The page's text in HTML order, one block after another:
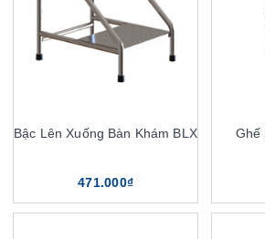
Bậc Lên Xuống Bàn Khám BLX
471.000₫
Ghế